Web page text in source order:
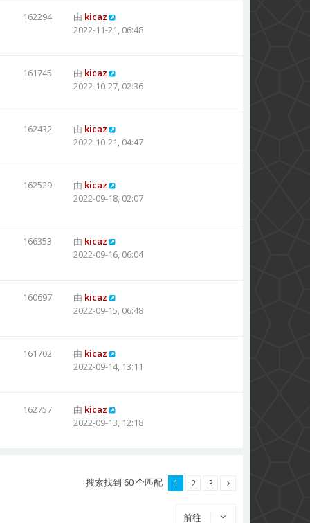
162294 由 kicaz
2022-11-21, 06:48
161745 由 kicaz
2022-10-27, 02:36
162432 由 kicaz
2022-10-21, 04:47
162529 由 kicaz
2022-09-18, 02:07
166353 由 kicaz
2022-09-16, 06:04
160697 由 kicaz
2022-09-15, 06:48
161702 由 kicaz
2022-09-14, 13:11
162757 由 kicaz
2022-09-13, 12:18
搜索找到 60 个匹配 1 2 3
前往